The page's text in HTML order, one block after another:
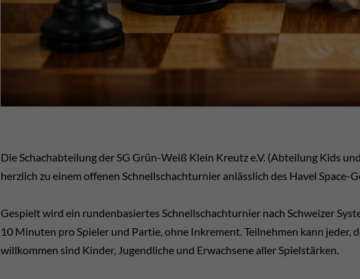
Die Schachabteilung der SG Grün-Weiß Klein Kreutz e.V. (Abteilung Kids
herzlich zu einem offenen Schnellschachturnier anlässlich des Havel Space-
Gespielt wird ein rundenbasiertes Schnellschachturnier nach Schweizer
10 Minuten pro Spieler und Partie, ohne Inkrement. Teilnehmen kann jeder,
willkommen sind Kinder, Jugendliche und Erwachsene aller Spielstärken.